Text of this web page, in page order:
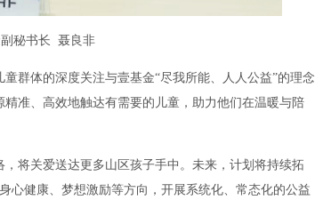
秘书长 聂良非
群体的深度关注与壹基金“尽我所能、人人公益”的理念
准、高效地触达有需要的儿童，助力他们在温暖与陪
将关爱送达更多山区孩子手中。未来，计划将持续拓
心健康、梦想激励等方向，开展系统化、常态化的公益